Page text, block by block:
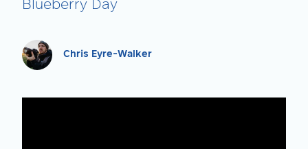
Blueberry Day
Chris Eyre-Walker